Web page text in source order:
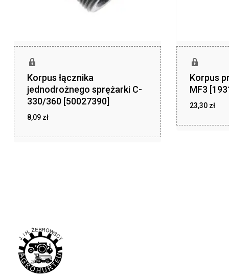
Korpus łącznika
jednodrożnego sprężarki C-
330/360 [50027390]
8,09 zł
Korpus
MF3
23,30 zł